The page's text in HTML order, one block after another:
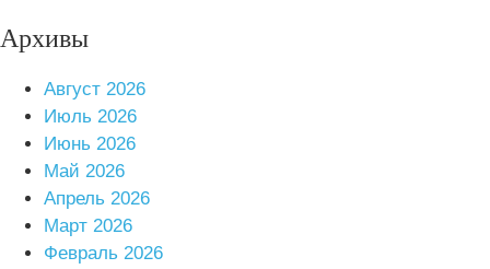
Архивы
Август 2026
Июль 2026
Июнь 2026
Май 2026
Апрель 2026
Март 2026
Февраль 2026